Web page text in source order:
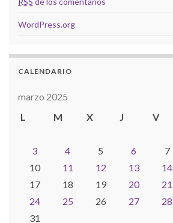
WordPress.org
CALENDARIO
marzo 2025
L
M X J V
3
4 5 6 7
10
11 12 13 14
17
18 19 20 21
24
25 26 27 28
31